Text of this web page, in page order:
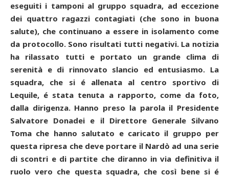
eseguiti i tamponi al gruppo squadra, ad eccezione
dei quattro ragazzi contagiati (che sono in buona
salute), che continuano a essere in isolamento come
da protocollo. Sono risultati tutti negativi. La notizia
ha rilassato tutti e portato un grande clima di
serenità e di rinnovato slancio ed entusiasmo. La
squadra, che si é allenata al centro sportivo di
Lequile, é stata tenuta a rapporto, come da foto,
dalla dirigenza. Hanno preso la parola il Presidente
Salvatore Donadei e il Direttore Generale Silvano
Toma che hanno salutato e caricato il gruppo per
questa ripresa che deve portare il Nardò ad una serie
di scontri e di partite che diranno in via definitiva il
ruolo vero che questa squadra, che così bene si é